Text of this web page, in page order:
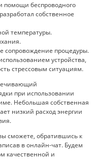
помощи беспроводного
собственное
температуры.
сопровождение процедуры.
устройства,
стрессовым ситуациям.
при использовании
Небольшая собственная
низкий расход энергии
сможете, обратившись к
в онлайн-чат. Будем
качественной и